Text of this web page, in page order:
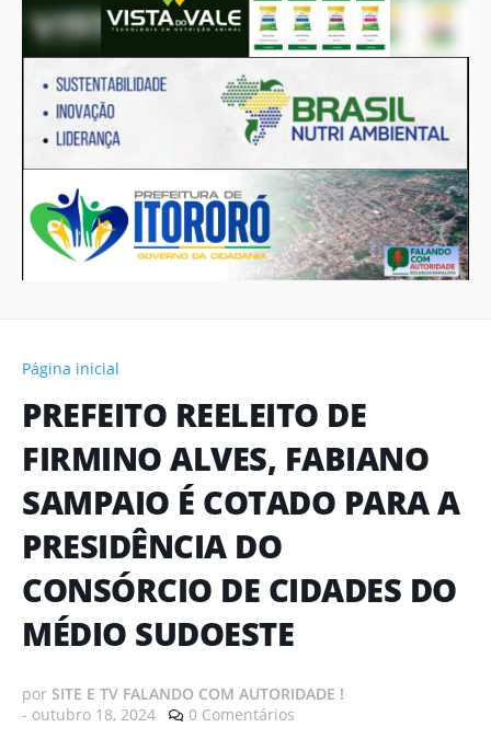
Página inicial
PREFEITO REELEITO DE
FIRMINO ALVES, FABIANO
SAMPAIO É COTADO PARA A
PRESIDÊNCIA DO
CONSÓRCIO DE CIDADES DO
MÉDIO SUDOESTE
por SITE E TV FALANDO COM AUTORIDADE !
- outubro 18, 2024 0 Comentários